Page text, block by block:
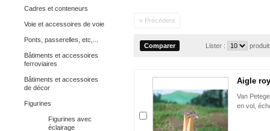
Cadres et conteneurs
Voie et accessoires de voie
Ponts, passerelles, etc,...
Bâtiments et accessoires
ferroviaires
Bâtiments et accessoires
de décor
Figurines
Figurines avec
éclairage
« Précédent
Lister :
Aigle
Van
en vol,